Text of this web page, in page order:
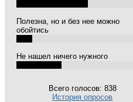
Полезна, но и без нее можно
обойтись
Не нашел ничего нужного
Всего голосов: 838
История опросов